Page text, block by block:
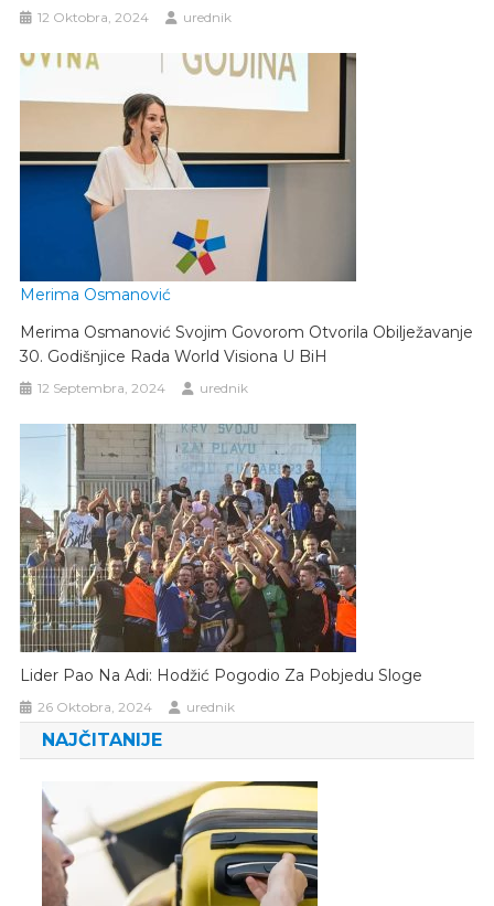
12 Oktobra, 2024 urednik
Merima Osmanović
Merima Osmanović Svojim Govorom Otvorila Obilježavanje
30. Godišnjice Rada World Visiona U BiH
12 Septembra, 2024 urednik
Lider Pao Na Adi: Hodžić Pogodio Za Pobjedu Sloge
26 Oktobra, 2024 urednik
NAJČITANIJE